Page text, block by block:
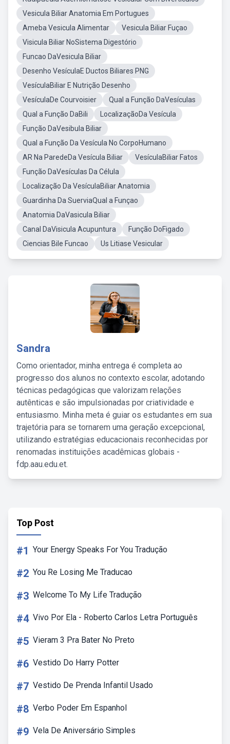
Vesicula Biliar Anatomia Em Portugues
Ameba Vesicula Alimentar
Vesicula Biliar Fuçao
Visicula Biliar NoSistema Digestório
Funcao DaVesicula Biliar
Desenho VesículaE Ductos Biliares PNG
VesículaBiliar E Nutrição Desenho
VesículaDe Courvoisier
Qual a Função DaVesículas
Qual a Função DaBili
LocalizaçãoDa Vesícula
Função DaVesibula Biliar
Qual a Função Da Vesícula No CorpoHumano
AR Na ParedeDa Vesícula Biliar
VesículaBiliar Fatos
Função DaVesículas Da Célula
Localização Da VesículaBiliar Anatomia
Guardinha Da SuerviaQual a Funçao
Anatomia DaVasicula Biliar
Canal DaVisicula Acupuntura
Função DoFigado
Ciencias Bile Funcao
Us Litiase Vesicular
Sandra
Como orientador, minha entrega é completa ao
progresso dos alunos no contexto escolar, adotando
técnicas pedagógicas que valorizam relações
autênticas e são impulsionadas por criatividade e
entusiasmo. Minha meta é guiar os estudantes em sua
trajetória para se tornarem uma geração excepcional,
utilizando estratégias educacionais reconhecidas por
renomadas instituições acadêmicas globais -
fdp.aau.edu.et.
Top Post
#1 Your Energy Speaks For You Tradução
#2 You Re Losing Me Traducao
#3 Welcome To My Life Tradução
#4 Vivo Por Ela - Roberto Carlos Letra Português
#5 Vieram 3 Pra Bater No Preto
#6 Vestido Do Harry Potter
#7 Vestido De Prenda Infantil Usado
#8 Verbo Poder Em Espanhol
#9 Vela De Aniversário Simples